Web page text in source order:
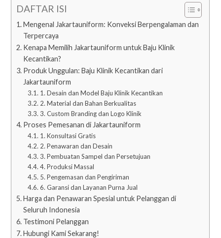
DAFTAR ISI
Mengenal Jakartauniform: Konveksi Berpengalaman dan
Terpercaya
Kenapa Memilih Jakartauniform untuk Baju Klinik
Kecantikan?
Produk Unggulan: Baju Klinik Kecantikan dari
Jakartauniform
1. Desain dan Model Baju Klinik Kecantikan
2. Material dan Bahan Berkualitas
3. Custom Branding dan Logo Klinik
Proses Pemesanan di Jakartauniform
1. Konsultasi Gratis
2. Penawaran dan Desain
3. Pembuatan Sampel dan Persetujuan
4. Produksi Massal
5. Pengemasan dan Pengiriman
6. Garansi dan Layanan Purna Jual
Harga dan Penawaran Spesial untuk Pelanggan di
Seluruh Indonesia
Testimoni Pelanggan
Hubungi Kami Sekarang!